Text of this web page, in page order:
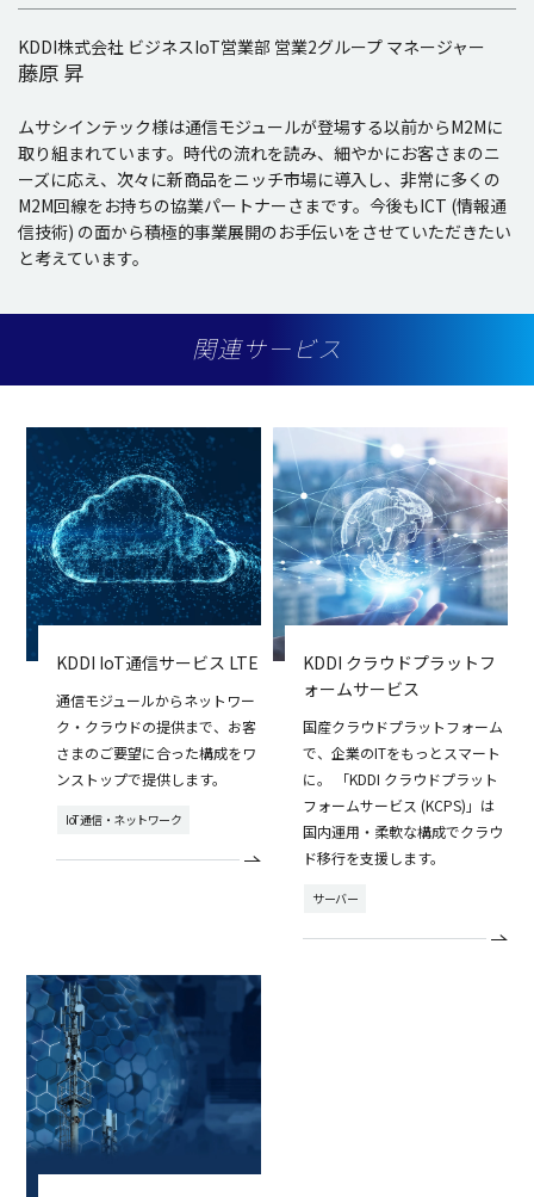
KDDI株式会社 ビジネスIoT営業部 営業2グループ マネージャー
藤原 昇
ムサシインテック様は通信モジュールが登場する以前からM2Mに
取り組まれています。時代の流れを読み、細やかにお客さまのニ
ーズに応え、次々に新商品をニッチ市場に導入し、非常に多くの
M2M回線をお持ちの協業パートナーさまです。今後もICT (情報通
信技術) の面から積極的事業展開のお手伝いをさせていただきたい
と考えています。
関連サービス
KDDI IoT通信サービス LTE
通信モジュールからネットワー
ク・クラウドの提供まで、お客
さまのご要望に合った構成をワ
ンストップで提供します。
IoT通信・ネットワーク
KDDI クラウドプラットフ
ォームサービス
国産クラウドプラットフォーム
で、企業のITをもっとスマート
に。 「KDDI クラウドプラット
フォームサービス (KCPS)」は
国内運用・柔軟な構成でクラウ
ド移行を支援します。
サーバー